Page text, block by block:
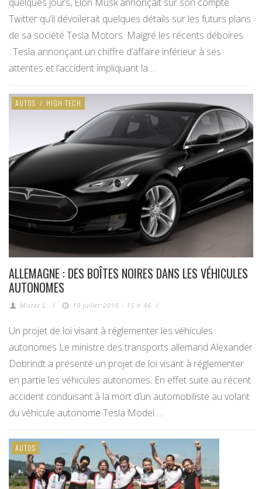
Twitter qu’il dévoilerait quelques détails sur les futurs plans
de sa société Tesla Motors. Malgré les récents déboires
: Tesla annonçant un chiffre d’affaire inférieur à ses
attentes et l’accident impliquant la …
AUTOS / HIGH-TECH
ALLEMAGNE : DES BOÎTES NOIRES DANS LES VÉHICULES
AUTONOMES
Mister L. / 19 juillet 2016 - 15 h 46 /
Un projet de loi visant à réglementer les véhicules
autonomes Le ministre des transports allemand Alexander
Dobrindt a présenté un projet de loi visant à réglementer
en partie les véhicules autonomes. En effet suite au récent
accident conduisant à la mort d’un automobiliste au volant
du véhicule autonome Tesla Model …
AUTOS